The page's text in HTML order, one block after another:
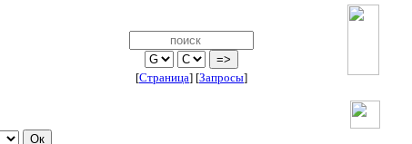
[Страница] [Запросы]